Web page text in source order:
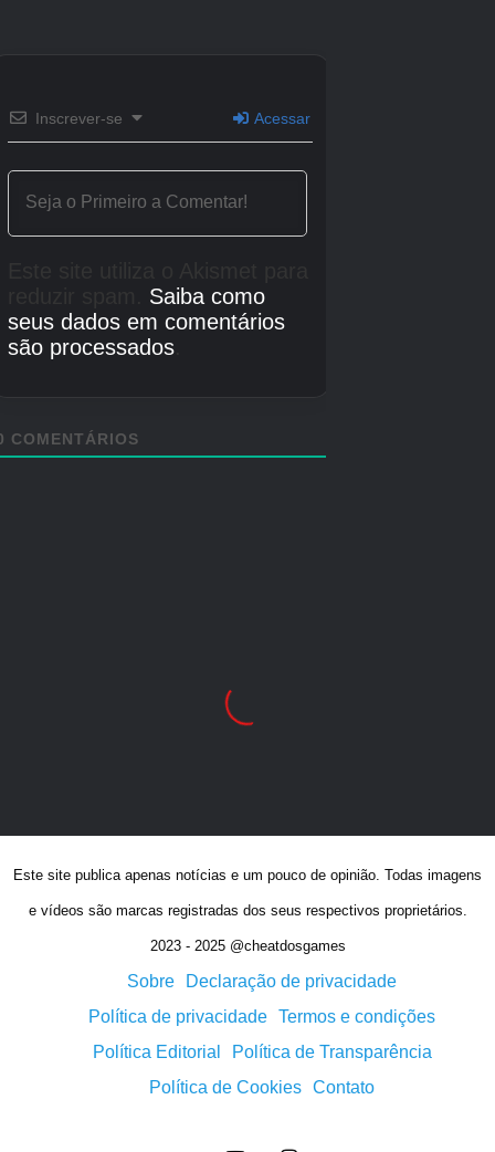
Este site publica apenas notícias e um pouco de opinião. Todas imagens
e vídeos são marcas registradas dos seus respectivos proprietários.
2023 - 2025 @cheatdosgames
Sobre
Declaração de privacidade
Política de privacidade Termos e condições
Política Editorial
Política de Transparência
Política de Cookies Contato